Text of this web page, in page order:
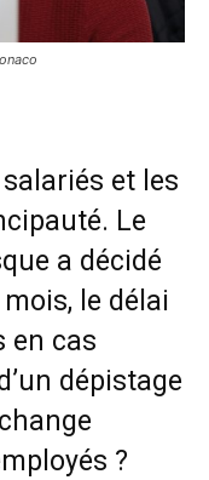
et les
Le
a décidé
le délai
en cas
dépistage
?